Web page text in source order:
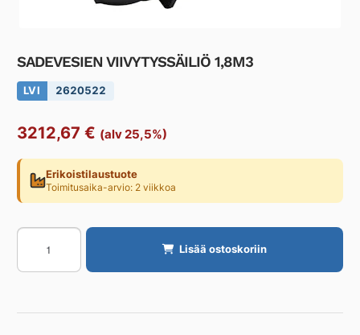
SADEVESIEN VIIVYTYSSÄILIÖ 1,8M3
LVI 2620522
3212,67 € (alv 25,5%)
Erikoistilaustuote
Toimitusaika-arvio: 2 viikkoa
SADEVESIEN
VIIVYTYSSÄILIÖ
1,8M3
Lisää ostoskoriin